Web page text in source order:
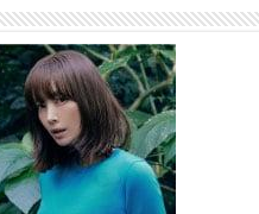
Наадмын
нийслэлийн эрүүл
байгууллагууд
хуваарийн дагуу
2026 оны 7 сар 15 / 11 цаг 18 минут
Үндэсний их баяр
эхэллээ
2026 оны 7 сар 15 /